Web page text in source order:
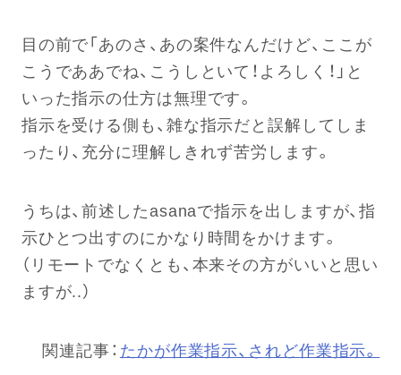
目の前で「あのさ、あの案件なんだけど、ここが
こうでああでね、こうしといて！よろしく！」と
いった指示の仕方は無理です。
指示を受ける側も、雑な指示だと誤解してしま
ったり、充分に理解しきれず苦労します。
うちは、前述したasanaで指示を出しますが、指
示ひとつ出すのにかなり時間をかけます。
（リモートでなくとも、本来その方がいいと思い
ますが..）
関連記事：たかが作業指示、されど作業指示。